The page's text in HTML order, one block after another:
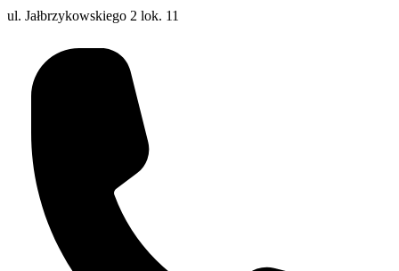
ul. Jałbrzykowskiego 2 lok. 11